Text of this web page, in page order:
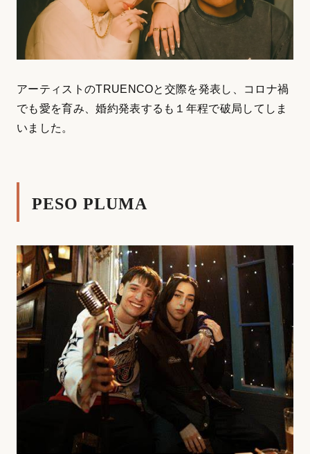
アーティストのTRUENCOと交際を発表し、コロナ禍
でも愛を育み、婚約発表するも１年程で破局してしま
いました。
PESO PLUMA